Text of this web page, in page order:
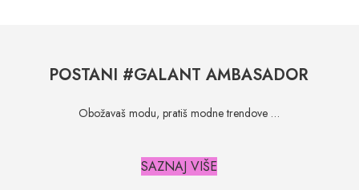
POSTANI #GALANT AMBASADOR
Obožavaš modu, pratiš modne trendove …
SAZNAJ VIŠE